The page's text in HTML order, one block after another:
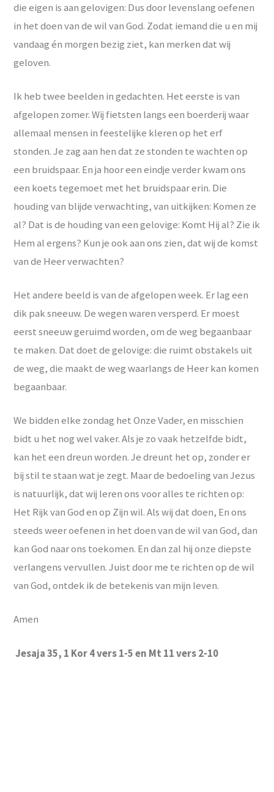
die eigen is aan gelovigen: Dus door levenslang oefenen
in het doen van de wil van God. Zodat iemand die u en mij
vandaag én morgen bezig ziet, kan merken dat wij
geloven.
Ik heb twee beelden in gedachten. Het eerste is van
afgelopen zomer. Wij fietsten langs een boerderij waar
allemaal mensen in feestelijke kleren op het erf
stonden. Je zag aan hen dat ze stonden te wachten op
een bruidspaar. En ja hoor een eindje verder kwam ons
een koets tegemoet met het bruidspaar erin. Die
houding van blijde verwachting, van uitkijken: Komen ze
al? Dat is de houding van een gelovige: Komt Hij al? Zie ik
Hem al ergens? Kun je ook aan ons zien, dat wij de komst
van de Heer verwachten?
Het andere beeld is van de afgelopen week. Er lag een
dik pak sneeuw. De wegen waren versperd. Er moest
eerst sneeuw geruimd worden, om de weg begaanbaar
te maken. Dat doet de gelovige: die ruimt obstakels uit
de weg, die maakt de weg waarlangs de Heer kan komen
begaanbaar.
We bidden elke zondag het Onze Vader, en misschien
bidt u het nog wel vaker. Als je zo vaak hetzelfde bidt,
kan het een dreun worden. Je dreunt het op, zonder er
bij stil te staan wat je zegt. Maar de bedoeling van Jezus
is natuurlijk, dat wij leren ons voor alles te richten op:
Het Rijk van God en op Zijn wil. Als wij dat doen, En ons
steeds weer oefenen in het doen van de wil van God, dan
kan God naar ons toekomen. En dan zal hij onze diepste
verlangens vervullen. Juist door me te richten op de wil
van God, ontdek ik de betekenis van mijn leven.
Amen
Jesaja 35, 1 Kor 4 vers 1-5 en Mt 11 vers 2-10